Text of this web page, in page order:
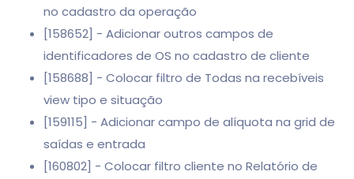
no cadastro da operação
[158652] - Adicionar outros campos de
identificadores de OS no cadastro de cliente
[158688] - Colocar filtro de Todas na recebíveis
view tipo e situação
[159115] - Adicionar campo de alíquota na grid de
saídas e entrada
[160802] - Colocar filtro cliente no Relatório de